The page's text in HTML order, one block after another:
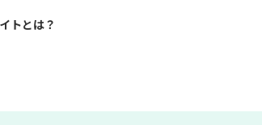
トとは？